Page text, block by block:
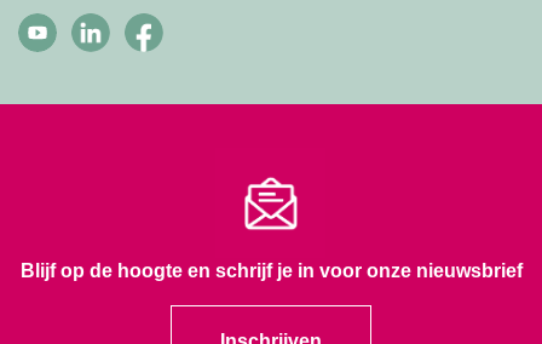
Blijf op de hoogte en schrijf je in voor onze nieuwsbrief